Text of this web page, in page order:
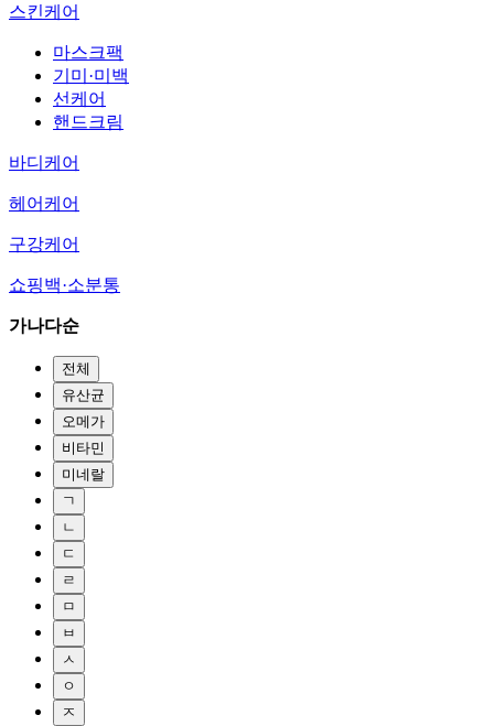
스킨케어
마스크팩
기미·미백
선케어
핸드크림
바디케어
헤어케어
구강케어
쇼핑백·소분통
가나다순
전체
유산균
오메가
비타민
미네랄
ㄱ
ㄴ
ㄷ
ㄹ
ㅁ
ㅂ
ㅅ
ㅇ
ㅈ